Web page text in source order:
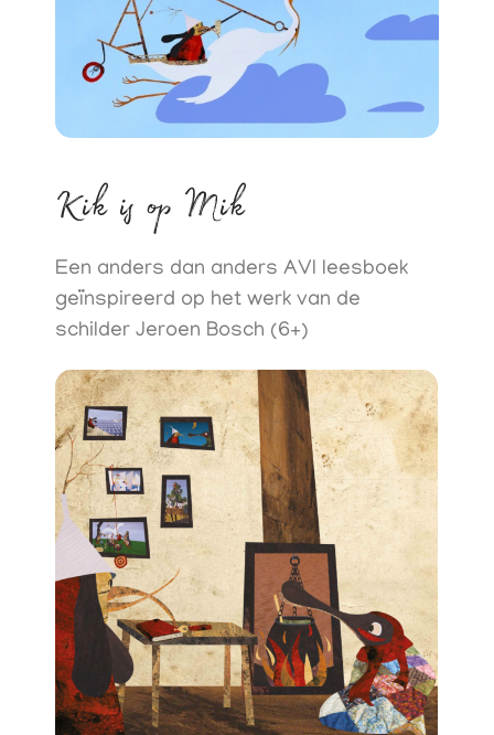
Kik is op Mik
Een anders dan anders AVI leesboek
geïnspireerd op het werk van de
schilder Jeroen Bosch (6+)​